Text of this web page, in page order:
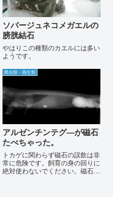
ソバージュネコメガエルの
膀胱結石
やはりこの種類のカエルには多い
ようです。
爬虫類・両生類
アルゼンチンテグ―が磁石
たべちゃった。
トカゲに関わらず磁石の誤飲は非
常に危険です。飼育の身の回りに
絶対使わないでください。磁石は